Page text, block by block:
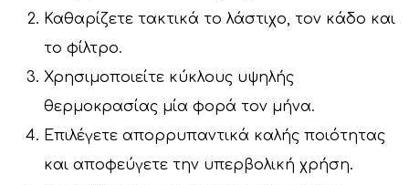
Καθαρίζετε τακτικά το λάστιχο, τον κάδο και
το φίλτρο.
Χρησιμοποιείτε κύκλους υψηλής
θερμοκρασίας μία φορά τον μήνα.
Επιλέγετε απορρυπαντικά καλής ποιότητας
και αποφεύγετε την υπερβολική χρήση.